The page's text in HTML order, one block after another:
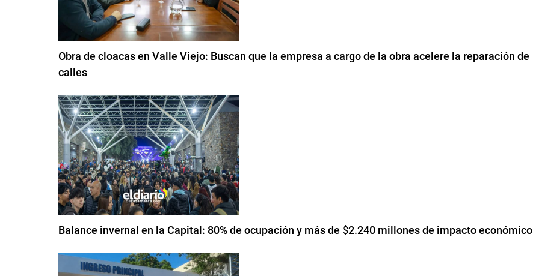
Obra de cloacas en Valle Viejo: Buscan que la empresa a cargo de la obra acelere la reparación de
calles
Balance invernal en la Capital: 80% de ocupación y más de $2.240 millones de impacto económico